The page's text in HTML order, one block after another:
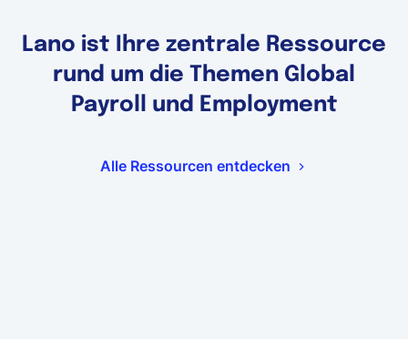
Lano ist Ihre zentrale Ressource
rund um die Themen Global
Payroll und Employment
Alle Ressourcen entdecken